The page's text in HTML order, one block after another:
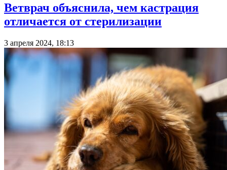
Ветврач объяснила, чем кастрация
отличается от стерилизации
3 апреля 2024, 18:13